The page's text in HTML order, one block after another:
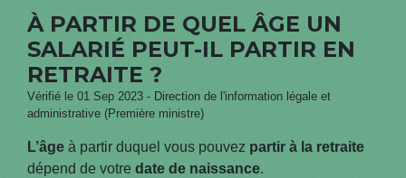
À PARTIR DE QUEL ÂGE UN
SALARIÉ PEUT-IL PARTIR EN
RETRAITE ?
Vérifié le 01 Sep 2023 - Direction de l'information légale et
administrative (Première ministre)
L’âge à partir duquel vous pouvez partir à la retraite
dépend de votre date de naissance.